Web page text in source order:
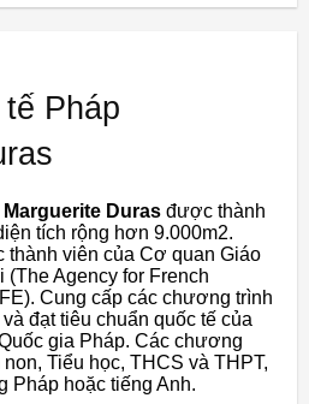
Pháp
Duras được thành
tích rộng hơn 9.000m2.
thành viên của Cơ quan Giáo
Agency for French
Cung cấp các chương trình
đạt tiêu chuẩn quốc tế của
gia Pháp. Các chương
Tiểu học, THCS và THPT,
Pháp hoặc tiếng Anh.